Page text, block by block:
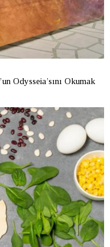
Odysseia’sını Okumak